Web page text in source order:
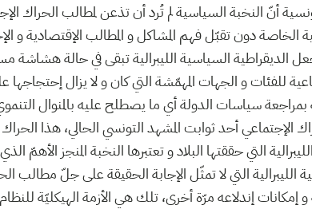
أنّ النخبة السياسية لم تُرد أن تذعن لمطالب
الخاصة دون تقبّل فهم المشاكل و المطالب الإقتصادية و
الديقراطية السياسية الليبرالية تبقى في حالة هشاشة
للفئات و الجهات المهمّشة التي كان و لا يزال إحتجاجها
سياسات الدولة أي ما يصطلح عليه بالمنوال
الإجتماعي أحد ثوابت المشهد التونسي الحالي، هذا
التي حققتها البلاد و تعتبرها النخبة المنجز الأهمّ
الليبرالية التي لا تمثّل الإجابة الحقيقة على جلّ مطالب
إمكانات إندلاعه مرّة أخرى، تلك هي الأزمة الهيكليّة